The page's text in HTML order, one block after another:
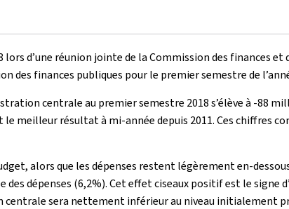
d’une réunion jointe de la Commission des finances
des finances publiques pour le premier semestre de
centrale au premier semestre 2018 s’élève à -88
meilleur résultat à mi-année depuis 2011. Ces chiffres
alors que les dépenses restent légèrement en-
dépenses (6,2%). Cet effet ciseaux positif est le signe
sera nettement inférieur au niveau initialement